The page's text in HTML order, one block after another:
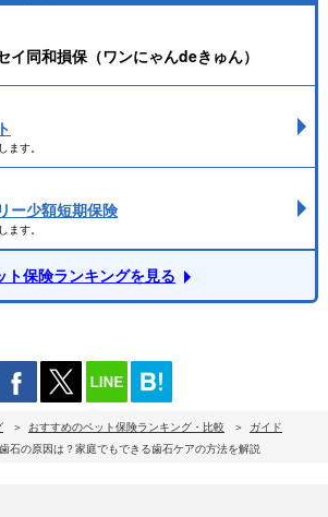
イ同和損保（ワンにゃんdeきゅん）
ます。
ー少額短期保険
ます。
ト保険ランキングを見る
おすすめのペット保険ランキング・比較
ガイド
石の原因は？家庭でもできる歯石ケアの方法を解説